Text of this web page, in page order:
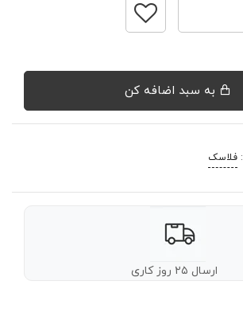
فلاسک
ارسال ۲۵ روز کاری